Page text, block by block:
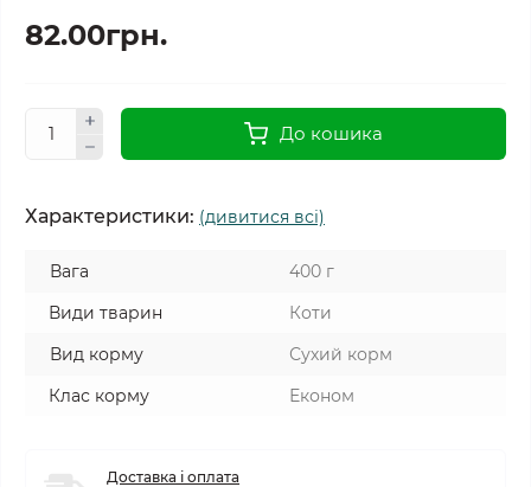
82.00грн.
До кошика
Характеристики: (дивитися всі)
Вага
400 г
Види тварин
Коти
Вид корму
Сухий корм
Клас корму
Економ
Доставка і оплата